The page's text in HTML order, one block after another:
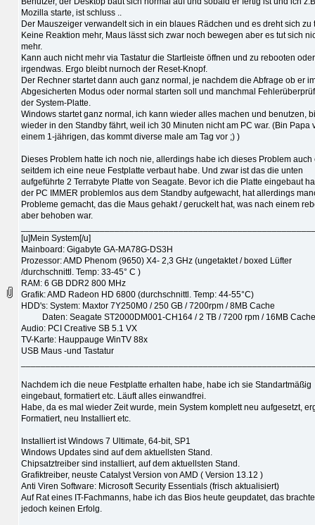
Mozilla starte, ist schluss ..
Der Mauszeiger verwandelt sich in ein blaues Rädchen und es dreht sich zu
Keine Reaktion mehr, Maus lässt sich zwar noch bewegen aber es tut sich
mehr.
Kann auch nicht mehr via Tastatur die Startleiste öffnen und zu rebooten
irgendwas. Ergo bleibt nurnoch der Reset-Knopf.
Der Rechner startet dann auch ganz normal, je nachdem die Abfrage ob er
Abgesicherten Modus oder normal starten soll und manchmal
der System-Platte.
Windows startet ganz normal, ich kann wieder alles machen und benutzen,
wieder in den Standby fährt, weil ich 30 Minuten nicht am PC war. (Bin Papa
einem 1-jährigen, das kommt diverse male am Tag vor ;) )
Dieses Problem hatte ich noch nie, allerdings habe ich dieses Problem auch
seitdem ich eine neue Festplatte verbaut habe. Und zwar ist das die unten
aufgeführte 2 Terrabyte Platte von Seagate. Bevor ich die Platte eingebaut
der PC IMMER problemlos aus dem Standby aufgewacht, hat allerdings
Probleme gemacht, das die Maus gehakt / geruckelt hat, was nach einem
aber behoben war.
[u]Mein System[/u]
Mainboard: Gigabyte GA-MA78G-DS3H
Prozessor: AMD Phenom (9650) X4- 2,3 GHz (ungetaktet / boxed Lüfter
/durchschnittl. Temp: 33-45° C )
RAM: 6 GB DDR2 800 MHz
Grafik: AMD Radeon HD 6800 (durchschnittl. Temp: 44-55°C)
HDD's: System: Maxtor 7Y250M0 / 250 GB / 7200rpm / 8MB Cache
Daten: Seagate ST2000DM001-CH164 / 2 TB / 7200 rpm / 16MB Cache
Audio: PCI Creative SB 5.1 VX
TV-Karte: Hauppauge WinTV 88x
USB Maus -und Tastatur
Nachdem ich die neue Festplatte erhalten habe, habe ich sie Standartmäßig
eingebaut, formatiert etc. Läuft alles einwandfrei.
Habe, da es mal wieder Zeit wurde, mein System komplett neu aufgesetzt,
Formatiert, neu Installiert etc.
Installiert ist Windows 7 Ultimate, 64-bit, SP1
Windows Updates sind auf dem aktuellsten Stand.
Chipsatztreiber sind installiert, auf dem aktuellsten Stand.
Grafiktreiber, neuste Catalyst Version von AMD ( Version 13.12 )
Anti Viren Software: Microsoft Security Essentials (frisch aktualisiert)
Auf Rat eines IT-Fachmanns, habe ich das Bios heute geupdatet, das brachte
jedoch keinen Erfolg.